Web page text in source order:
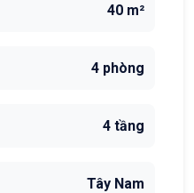
40 m²
4 phòng
4 tầng
Tây Nam